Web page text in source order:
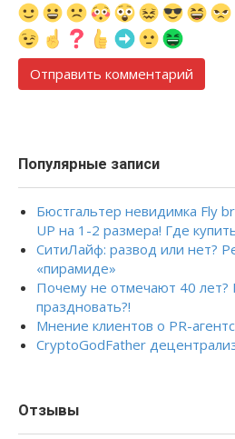
Популярные записи
Бюстгальтер невидимка Fly
UP на 1-2 размера! Где
СитиЛайф: развод или нет?
«пирамиде»
Почему не отмечают 40 лет?
праздновать?!
Мнение клиентов о PR-
CryptoGodFather
Отзывы